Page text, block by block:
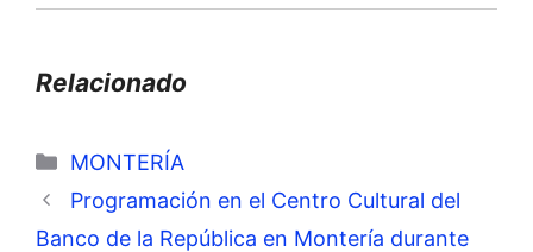
Relacionado
Categorías
MONTERÍA
Programación en el Centro Cultural del
Banco de la República en Montería durante